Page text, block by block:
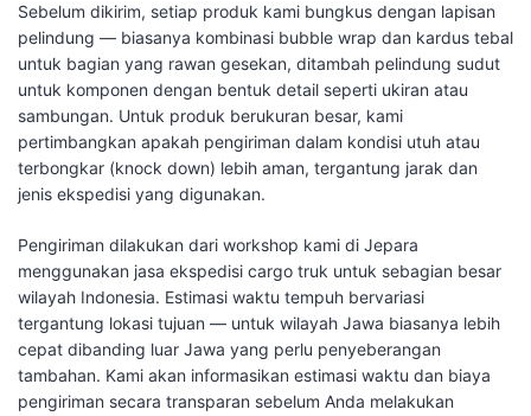
Sebelum dikirim, setiap produk kami bungkus dengan lapisan
pelindung — biasanya kombinasi bubble wrap dan kardus tebal
untuk bagian yang rawan gesekan, ditambah pelindung sudut
untuk komponen dengan bentuk detail seperti ukiran atau
sambungan. Untuk produk berukuran besar, kami
pertimbangkan apakah pengiriman dalam kondisi utuh atau
terbongkar (knock down) lebih aman, tergantung jarak dan
jenis ekspedisi yang digunakan.
Pengiriman dilakukan dari workshop kami di Jepara
menggunakan jasa ekspedisi cargo truk untuk sebagian besar
wilayah Indonesia. Estimasi waktu tempuh bervariasi
tergantung lokasi tujuan — untuk wilayah Jawa biasanya lebih
cepat dibanding luar Jawa yang perlu penyeberangan
tambahan. Kami akan informasikan estimasi waktu dan biaya
pengiriman secara transparan sebelum Anda melakukan